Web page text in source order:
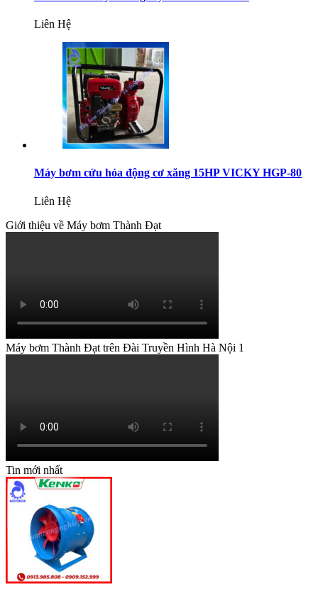
Liên Hệ
Máy bơm cứu hỏa động cơ xăng 15HP VICKY HGP-80
Liên Hệ
Giới thiệu về Máy bơm Thành Đạt
Máy bơm Thành Đạt trên Đài Truyền Hình Hà Nội 1
Tin mới nhất